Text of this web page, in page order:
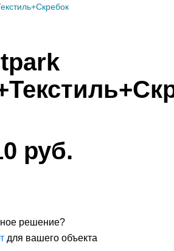
руб.
решение?
для вашего объекта